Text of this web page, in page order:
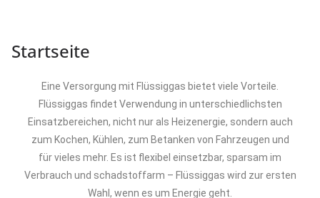
Startseite
Eine Versorgung mit Flüssiggas bietet viele Vorteile.
Flüssiggas findet Verwendung in unterschiedlichsten
Einsatzbereichen, nicht nur als Heizenergie, sondern auch
zum Kochen, Kühlen, zum Betanken von Fahrzeugen und
für vieles mehr. Es ist flexibel einsetzbar, sparsam im
Verbrauch und schadstoffarm – Flüssiggas wird zur ersten
Wahl, wenn es um Energie geht.